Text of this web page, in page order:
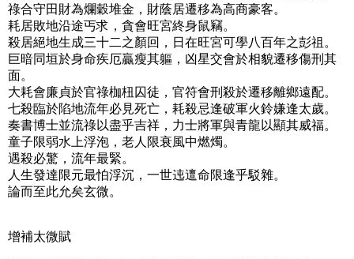
祿合守田財為爛穀堆金，財蔭居遷移為高商豪客。
耗居敗地沿途丐求，貪會旺宮終身鼠竊。
殺居絕地生成三十二之顏回，日在旺宮可學八百年之彭祖。
巨暗同垣於身命疾厄贏瘦其軀，凶星交會於相貌遷移傷刑其
面。
大耗會廉貞於官祿枷杻囚徒，官符會刑殺於遷移離鄉遠配。
七殺臨於陷地流年必見死亡，耗殺忌逢破軍火鈴嫌逢太歲。
奏書博士並流祿以盡乎吉祥，力士將軍與青龍以顯其威福。
童子限弱水上浮泡，老人限衰風中燃燭。
遇殺必驚，流年最緊。
人生發達限元最怕浮沉，一世迍邅命限逢乎駁雜。
論而至此允矣玄微。
增補太微賦